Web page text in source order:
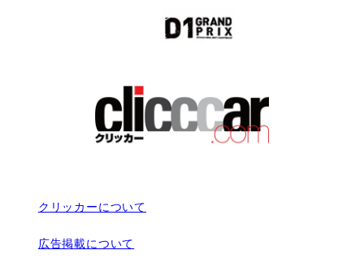
クリッカーについて
広告掲載について